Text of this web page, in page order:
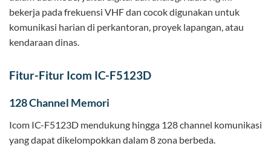
bekerja pada frekuensi VHF dan cocok digunakan untuk
komunikasi harian di perkantoran, proyek lapangan, atau
kendaraan dinas.
Fitur-Fitur Icom IC-F5123D
128 Channel Memori
Icom IC-F5123D mendukung hingga 128 channel komunikasi
yang dapat dikelompokkan dalam 8 zona berbeda.